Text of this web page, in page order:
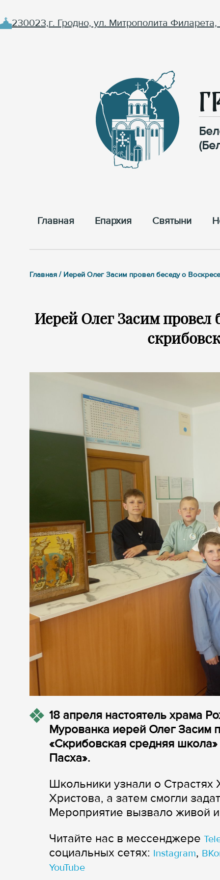
230023,г. Гродно, ул. Митрополита Филарета,
Главная Епархия Cвятыни
Главная / Иерей Олег Засим провел беседу о
Иерей Олег Засим провел
18 апреля настоятель храма
Мурованка иерей Олег Засим
«Скрибовская средняя
Пасха».
Школьники узнали о
Христова, а затем смогли
Мероприятие вызвало живой
Читайте нас в мессенджере
cоциальных сетях: Instagram,
YouTube